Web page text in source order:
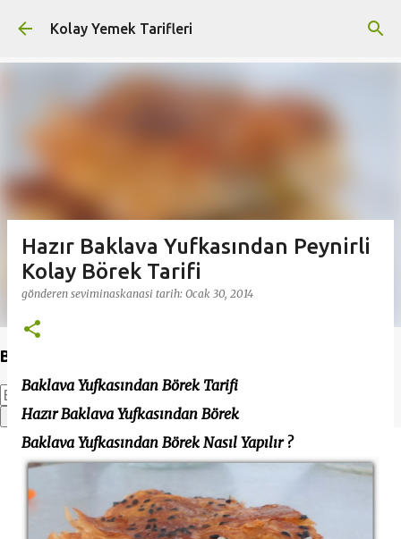
Ana içeriğe atla
Kolay Yemek Tarifleri
Bu Blogda Ara
Hazır Baklava Yufkasından Peynirli
Kolay Börek Tarifi
gönderen seviminaskanasi tarih: Ocak 30, 2014
Baklava Yufkasından Börek Tarifi
Hazır Baklava Yufkasından Börek
Baklava Yufkasından Börek Nasıl Yapılır ?